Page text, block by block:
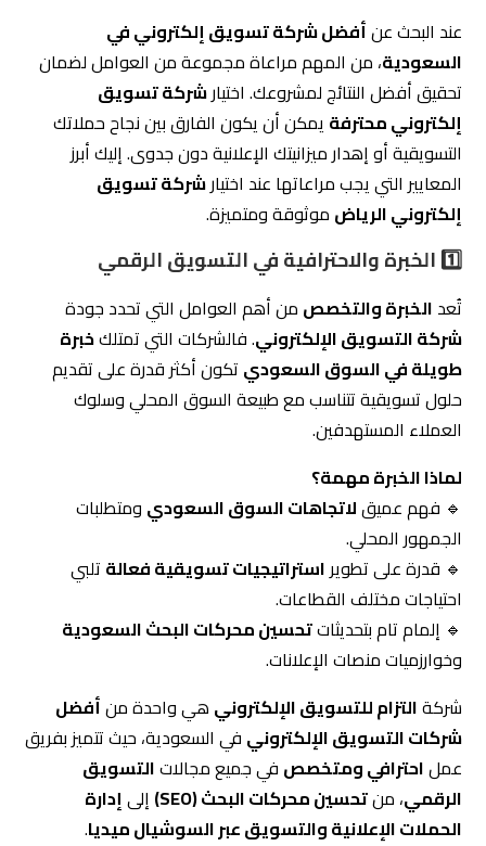
عند البحث عنأفضل شركة تسويق إلكتروني في
السعودية، من المهم مراعاة مجموعة من العوامل لضمان
تحقيق أفضل النتائج لمشروعك. اختيارشركة تسويق
إلكتروني محترفة يمكن أن يكون الفارق بين نجاح حملاتك
التسويقية أو إهدار ميزانيتك الإعلانية دون جدوى. إليك أبرز
المعايير التي يجب مراعاتها عند اختيارشركة تسويق
إلكتروني الرياض موثوقة ومتميزة.
1️⃣ الخبرة والاحترافية في التسويق الرقمي
تُعد الخبرة والتخصص من أهم العوامل التي تحدد جودة
شركة التسويق الإلكتروني. فالشركات التي تمتلكخبرة
طويلة في السوق السعودي تكون أكثر قدرة على تقديم
حلول تسويقية تتناسب مع طبيعة السوق المحلي وسلوك
العملاء المستهدفين.
لماذا الخبرة مهمة؟
🔹 فهم عميقلاتجاهات السوق السعودي ومتطلبات
الجمهور المحلي.
🔹 قدرة على تطوير استراتيجيات تسويقية فعالة تلبي
احتياجات مختلف القطاعات.
🔹 إلمام تام بتحديثاتتحسين محركات البحث السعودية
وخوارزميات منصات الإعلانات.
شركةالتزام للتسويق الإلكتروني هي واحدة منأفضل
شركات التسويق الإلكتروني في السعودية، حيث تتميز بفريق
عملاحترافي ومتخصص في جميع مجالاتالتسويق
الرقمي، منتحسين محركات البحث (SEO) إلى إدارة
الحملات الإعلانيةوالتسويق عبر السوشيال ميديا.